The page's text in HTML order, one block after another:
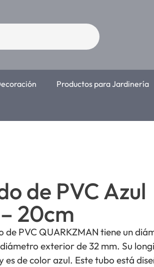
Productos para Jardinería
de PVC Azul
20cm
de PVC QUARKZMAN tiene un
exterior de 32 mm. Su
es de color azul. Este tubo está